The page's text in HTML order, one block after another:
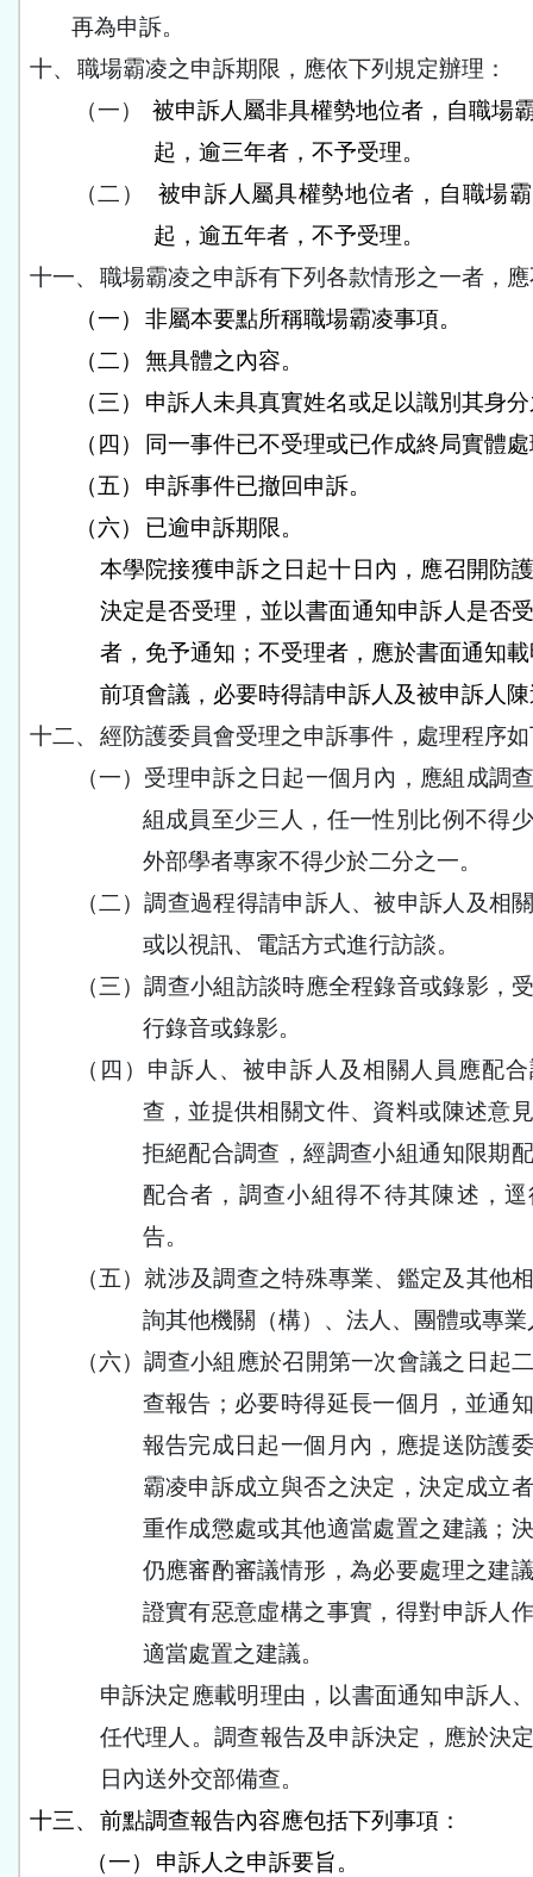
再為申訴。
十、 職場霸凌之申訴期限，應依下列規定辦理：
（一）
被申訴人屬非具權勢地位者，自職場
起，逾三年者，不予受理。
（二）
被申訴人屬具權勢地位者，自職場
起，逾五年者，不予受理。
十一、 職場霸凌之申訴有下列各款情形之一者，
（一）
非屬本要點所稱職場霸凌事項。
（二）
無具體之內容。
（三）
申訴人未具真實姓名或足以識別其身
（四）
同一事件已不受理或已作成終局實體
（五）
申訴事件已撤回申訴。
（六）
已逾申訴期限。
本學院接獲申訴之日起十日內，應召開防
決定是否受理，並以書面通知申訴人是否
者，免予通知；不受理者，應於書面通知
前項會議，必要時得請申訴人及被申訴人
十二、 經防護委員會受理之申訴事件，處理程序
（一） 受理申訴之日起一個月內，應組成調
組成員至少三人，任一性別比例不得
外部學者專家不得少於二分之一。
（二）調查過程得請申訴人、被申訴人及相
或以視訊、電話方式進行訪談。
（三）調查小組訪談時應全程錄音或錄影，
行錄音或錄影。
（四） 申訴人、被申訴人及相關人員應配
查，並提供相關文件、資料或陳述意
拒絕配合調查，經調查小組通知限期
配合者，調查小組得不待其陳述，
告。
（五）就涉及調查之特殊專業、鑑定及其他
詢其他機關（構）、法人、團體或專業
（六）調查小組應於召開第一次會議之日起
查報告；必要時得延長一個月，並通
報告完成日起一個月內，應提送防護
霸凌申訴成立與否之決定，決定成立
重作成懲處或其他適當處置之建議；
仍應審酌審議情形，為必要處理之建
證實有惡意虛構之事實，得對申訴人
適當處置之建議。
申訴決定應載明理由，以書面通知申訴人
任代理人。調查報告及申訴決定，應於決
日內送外交部備查。
十三、 前點調查報告內容應包括下列事項：
（一）
申訴人之申訴要旨。